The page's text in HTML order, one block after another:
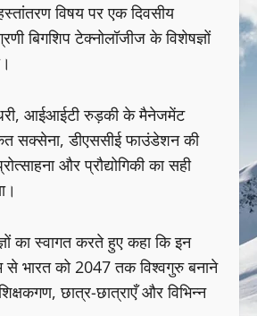
विषय पर एक दिवसीय
बिगशिप टेक्नोलॉजीज के विशेषज्ञों
आईआईटी रुड़की के मैनेजमेंट
सक्सेना, डीएससीई फाउंडेशन की
और प्रौद्योगिकी का सही
का स्वागत करते हुए कहा कि इन
से भारत को 2047 तक विश्वगुरु बनाने
छात्र-छात्राएँ और विभिन्न